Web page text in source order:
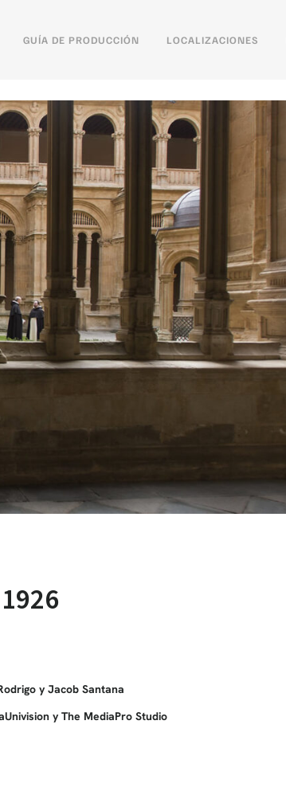
GUÍA DE PRODUCCIÓN LOCALIZACIONES
y Jacob Santana
y The MediaPro Studio